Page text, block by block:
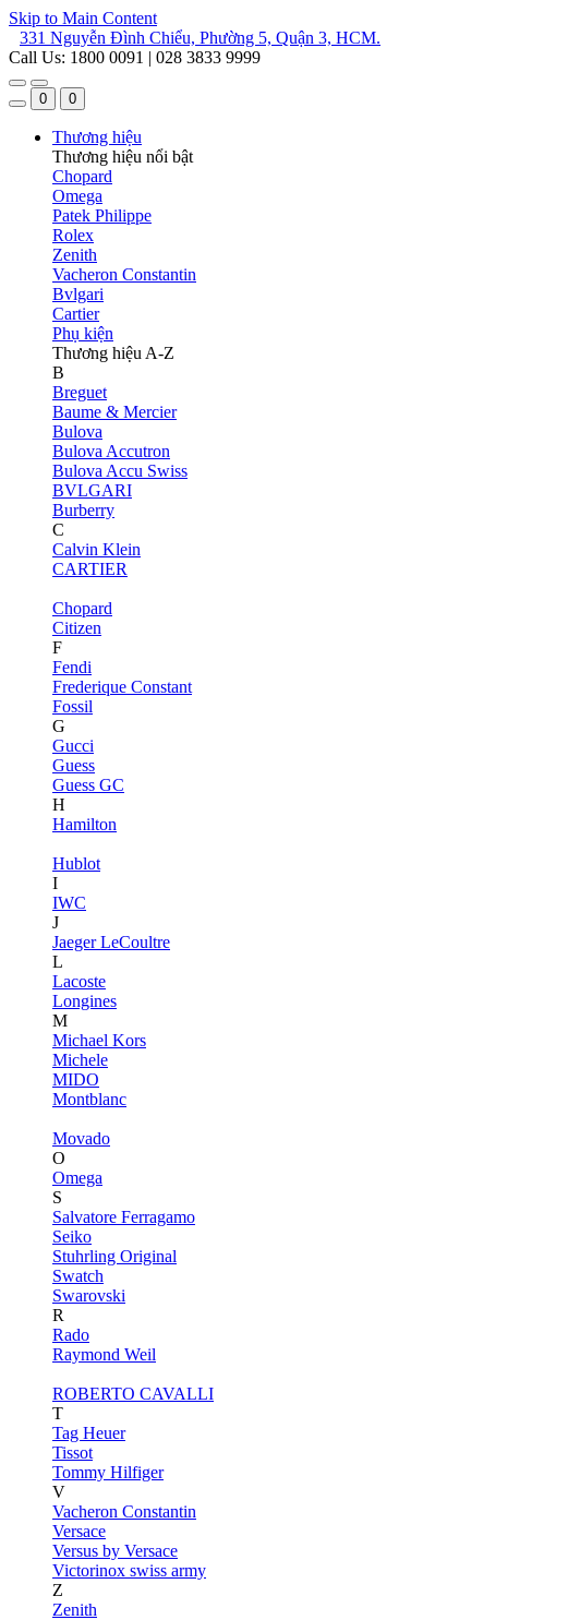
Skip to Main Content
331 Nguyễn Đình Chiểu, Phường 5, Quận 3, HCM.
Call Us: 1800 0091 | 028 3833 9999
0 0
Thương hiệu
Thương hiệu nổi bật
Chopard
Omega
Patek Philippe
Rolex
Zenith
Vacheron Constantin
Bvlgari
Cartier
Phụ kiện
Thương hiệu A-Z
B
Breguet
Baume & Mercier
Bulova
Bulova Accutron
Bulova Accu Swiss
BVLGARI
Burberry
C
Calvin Klein
CARTIER
Chopard
Citizen
F
Fendi
Frederique Constant
Fossil
G
Gucci
Guess
Guess GC
H
Hamilton
Hublot
I
IWC
J
Jaeger LeCoultre
L
Lacoste
Longines
M
Michael Kors
Michele
MIDO
Montblanc
Movado
O
Omega
S
Salvatore Ferragamo
Seiko
Stuhrling Original
Swatch
Swarovski
R
Rado
Raymond Weil
ROBERTO CAVALLI
T
Tag Heuer
Tissot
Tommy Hilfiger
V
Vacheron Constantin
Versace
Versus by Versace
Victorinox swiss army
Z
Zenith